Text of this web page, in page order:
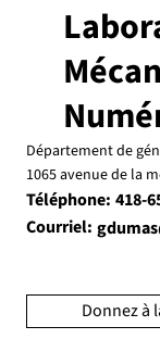
Département de
1065 avenue de la
Téléphone: 418-
Courriel:
Donnez à